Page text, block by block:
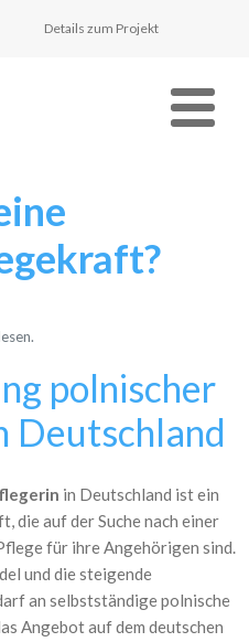
Details zum Projekt
Menu
polnischer
Deutschland
in Deutschland ist ein
die auf der Suche nach einer
für ihre Angehörigen sind.
und die steigende
an selbstständige polnische
Angebot auf dem deutschen